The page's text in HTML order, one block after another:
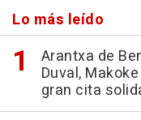
Lo más leído
Arantxa de
Duval,
gran cita